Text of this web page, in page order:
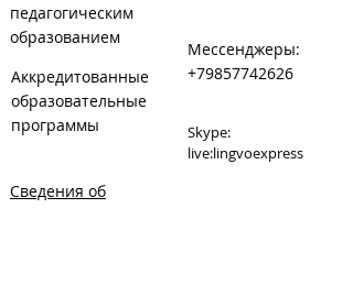
педагогическим
образованием
Аккредитованные
образовательные
программы
Мессенджеры:
+79857742626
Skype:
live:lingvoexpress
Сведения об